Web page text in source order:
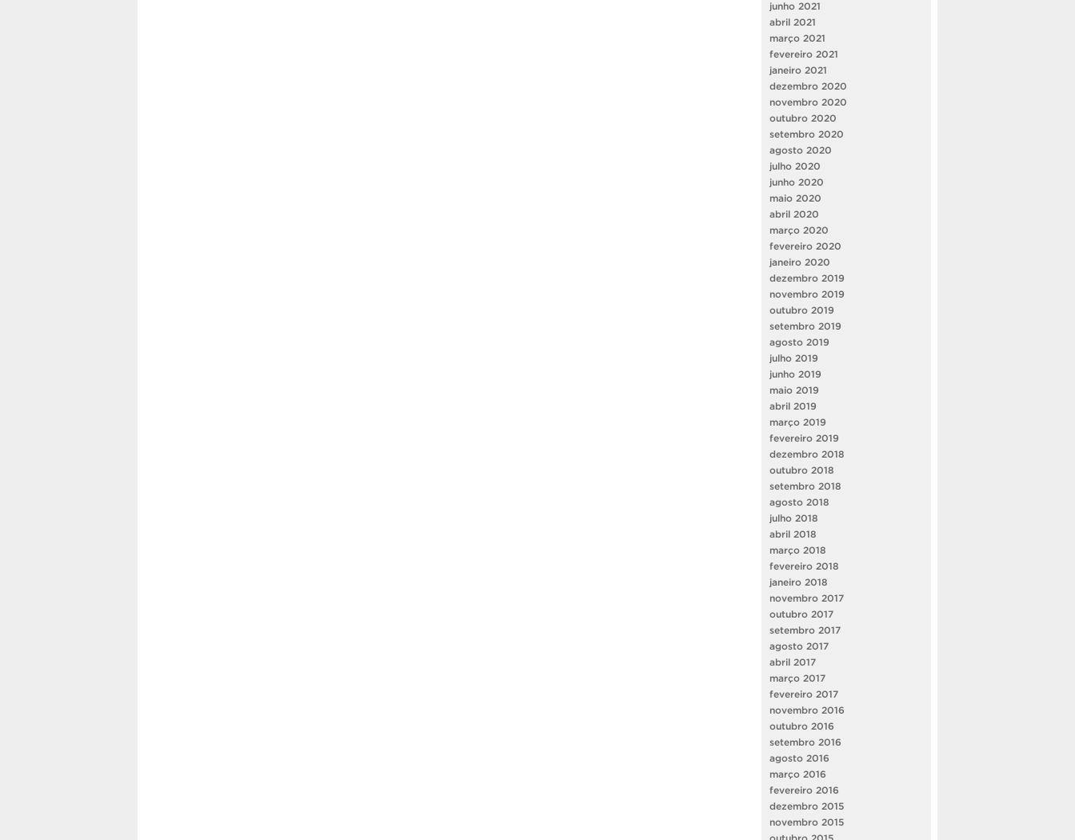
junho 2021
abril 2021
março 2021
fevereiro 2021
janeiro 2021
dezembro 2020
novembro 2020
outubro 2020
setembro 2020
agosto 2020
julho 2020
junho 2020
maio 2020
abril 2020
março 2020
fevereiro 2020
janeiro 2020
dezembro 2019
novembro 2019
outubro 2019
setembro 2019
agosto 2019
julho 2019
junho 2019
maio 2019
abril 2019
março 2019
fevereiro 2019
dezembro 2018
outubro 2018
setembro 2018
agosto 2018
julho 2018
abril 2018
março 2018
fevereiro 2018
janeiro 2018
novembro 2017
outubro 2017
setembro 2017
agosto 2017
abril 2017
março 2017
fevereiro 2017
novembro 2016
outubro 2016
setembro 2016
agosto 2016
março 2016
fevereiro 2016
dezembro 2015
novembro 2015